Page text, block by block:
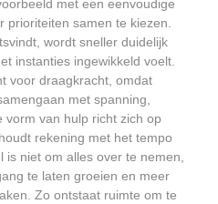
met een eenvoudige
prioriteiten samen te kiezen.
wordt sneller duidelijk
instanties ingewikkeld voelt.
voor draagkracht, omdat
met spanning,
vorm van hulp richt zich op
rekening met het tempo
is niet om alles over te nemen,
te laten groeien en meer
Zo ontstaat ruimte om te